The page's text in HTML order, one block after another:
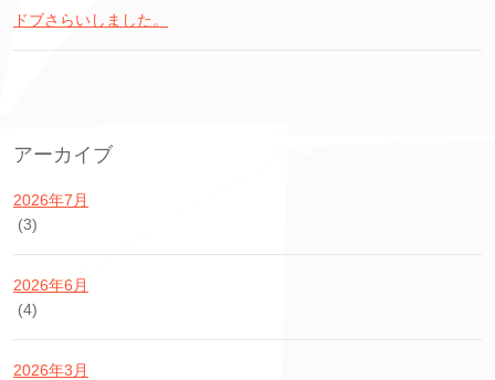
ドブさらいしました。
アーカイブ
2026年7月
(3)
2026年6月
(4)
2026年3月